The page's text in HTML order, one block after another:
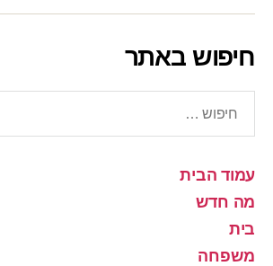
חיפוש באתר
עמוד הבית
מה חדש
בית
משפחה